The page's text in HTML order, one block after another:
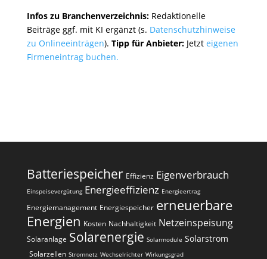
Infos zu Branchenverzeichnis: Redaktionelle
Beiträge ggf. mit KI ergänzt (s. Datenschutzhinweise
zu Onlineeinträgen). Tipp für Anbieter:Jetzt eigenen
Firmeneintrag buchen.
Batteriespeicher Effizienz Eigenverbrauch
Einspeisevergütung Energieeffizienz Energieertrag
Energiemanagement Energiespeicher erneuerbare
Energien Kosten Nachhaltigkeit Netzeinspeisung
Solaranlage Solarenergie Solarmodule Solarstrom
Solarzellen Stromnetz Wechselrichter Wirkungsgrad